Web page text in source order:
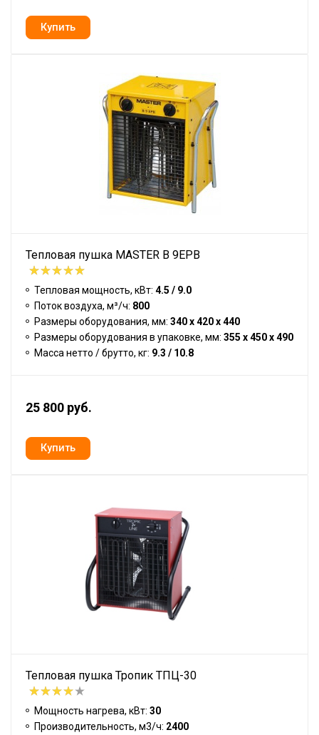
Тепловая пушка MASTER B 9EPB
Тепловая мощность, кВт: 4.5 / 9.0
Поток воздуха, м³/ч: 800
Размеры оборудования, мм: 340 x 420 x 440
Размеры оборудования в упаковке, мм: 355 x 450 x 490
Масса нетто / брутто, кг: 9.3 / 10.8
25 800 руб.
Тепловая пушка Тропик ТПЦ-30
Мощность нагрева, кВт: 30
Производительность, м3/ч: 2400